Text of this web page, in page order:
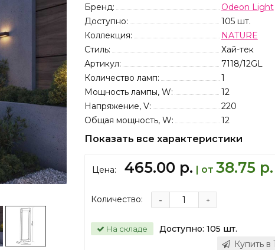
Бренд:
Odeon Light
Доступно:
105шт.
Коллекция:
NATURE
Стиль:
Хай-тек
Артикул:
7118/12GL
Количество ламп:
1
Мощность лампы, W:
12
Напряжение, V:
220
Общая мощность, W:
12
Показать все характеристики
Цена: 465.00 р. | от 38.75 р.
Количество: +
-
На складе Доступно: 105 шт.
Купить в